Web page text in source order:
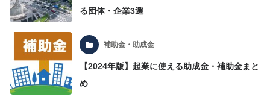
る団体・企業3選
補助金・助成金
【2024年版】起業に使える助成金・補助金まと
め